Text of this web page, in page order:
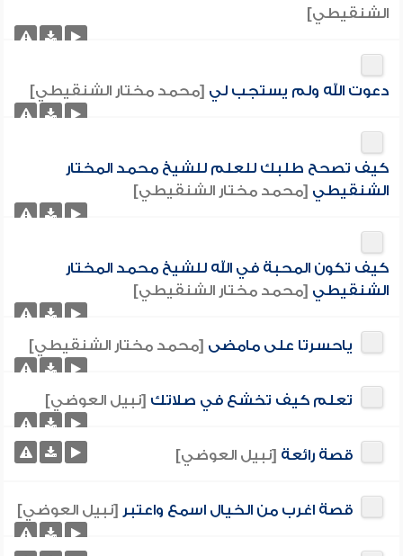
الشنقيطي]
دعوت الله ولم يستجب لي [محمد مختار الشنقيطي]
كيف تصحح طلبك للعلم للشيخ محمد المختار
الشنقيطي [محمد مختار الشنقيطي]
كيف تكون المحبة في الله للشيخ محمد المختار
الشنقيطي [محمد مختار الشنقيطي]
ياحسرتا على مامضى [محمد مختار الشنقيطي]
تعلم كيف تخشع في صلاتك [نبيل العوضي]
قصة رائعة [نبيل العوضي]
قصة اغرب من الخيال اسمع واعتبر [نبيل العوضي]